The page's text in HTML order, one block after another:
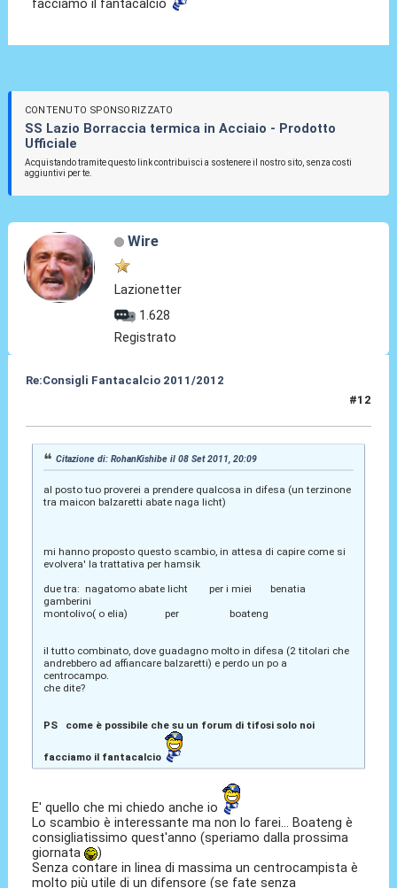
facciamo il fantacalcio
CONTENUTO SPONSORIZZATO
SS Lazio Borraccia termica in Acciaio - Prodotto
Ufficiale
Acquistando tramite questo link contribuisci a sostenere il nostro sito, senza costi
aggiuntivi per te.
Wire
Lazionetter
1.628
Registrato
Re:Consigli Fantacalcio 2011/2012
#12
Citazione di: RohanKishibe il 08 Set 2011, 20:09
al posto tuo proverei a prendere qualcosa in difesa (un terzinone
tra maicon balzaretti abate naga licht)
mi hanno proposto questo scambio, in attesa di capire come si
evolvera' la trattativa per hamsik
due tra: nagatomo abate licht per i miei benatia
gamberini
montolivo( o elia) per boateng
il tutto combinato, dove guadagno molto in difesa (2 titolari che
andrebbero ad affiancare balzaretti) e perdo un po a
centrocampo.
che dite?
PS come è possibile che su un forum di tifosi solo noi
facciamo il fantacalcio
E' quello che mi chiedo anche io
Lo scambio è interessante ma non lo farei... Boateng è
consigliatissimo quest'anno (speriamo dalla prossima
giornata
)
Senza contare in linea di massima un centrocampista è
molto più utile di un difensore (se fate senza